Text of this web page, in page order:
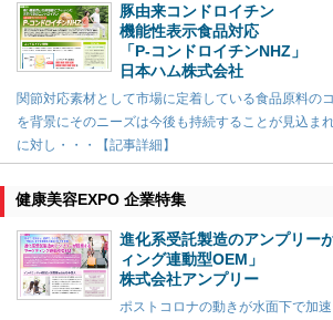
豚由来コンドロイチン
機能性表示食品対応
「P-コンドロイチンNHZ」
日本ハム株式会社
関節対応素材として市場に定着している食品原料の
を背景にそのニーズは今後も持続することが見込ま
に対し・・・【記事詳細】
健康美容EXPO 企業特集
進化系受託製造のアンプリー
ィング連動型OEM」
株式会社アンプリー
ポストコロナの動きが水面下で加